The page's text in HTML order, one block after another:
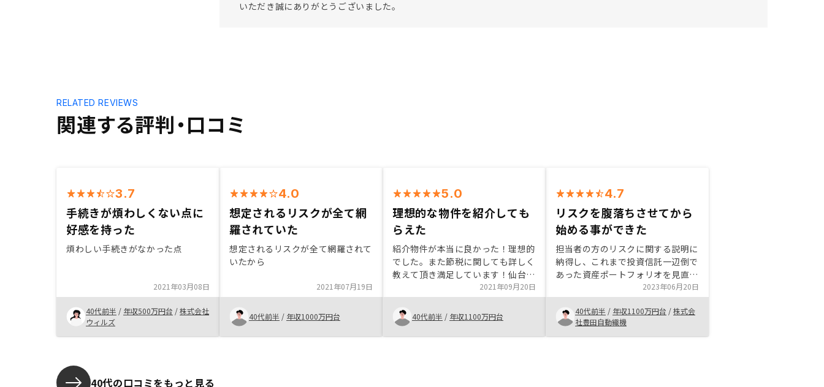
いただき誠にありがとうございました。
関連する評判・口コミ
RELATED REVIEWS
3.7
手続きが煩わしくない点に
好感を持った
煩わしい手続きがなかった点
2021年03月08日
40代前半 / 年収500万円台 /株式会社
ウィルズ
4.0
想定されるリスクが全て網
羅されていた
想定されるリスクが全て網羅されて
いたから
2021年07月19日
40代前半 / 年収1000万円台
5.0
理想的な物件を紹介しても
らえた
紹介物件が本当に良かった！理想的
でした。また節税に関しても詳しく
教えて頂き満足しています！仙台エ
リアにも進出してほしい。2021年09月20日
40代前半 / 年収1100万円台
4.7
リスクを腹落ちさせてから
始める事ができた
担当者の方のリスクに関する説明に
納得し、これまで投資信託一辺倒で
あった資産ポートフォリオを見直す
べきと判断し、計4件の物件を購入
させてもらいました。 自分の信頼
にレバレッジを発揮させ、老後の収
入源を確保する事が必要と考えまし
た。 アプリも大変使いやすく、用
2023年06月20日
40代前半 / 年収1100万円台 /株式会
社豊田自動織機
40代の口コミをもっと見る